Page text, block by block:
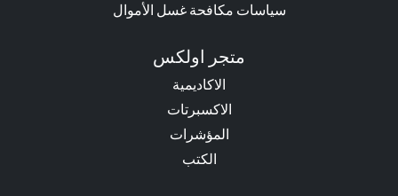
سياسات مكافحة غسل الأموال
متجر اولكس
الاكاديمية
الاكسبرتات
المؤشرات
الكتب